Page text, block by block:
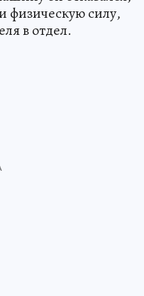
физическую силу,
в отдел.